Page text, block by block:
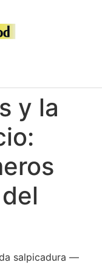
y la
salpicadura —